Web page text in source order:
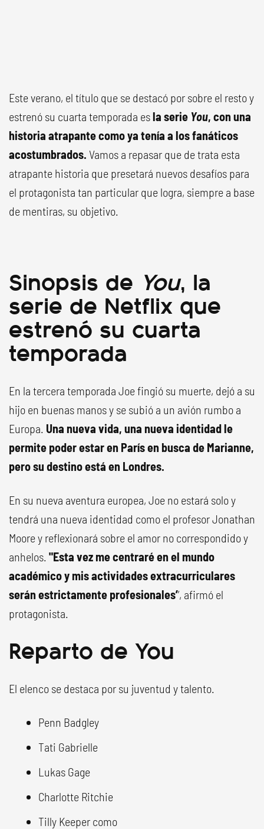
Este verano, el título que se destacó por sobre el resto y
estrenó su cuarta temporada esla serie You, con una
historia atrapante como ya tenía a los fanáticos
acostumbrados. Vamos a repasar que de trata esta
atrapante historia que presetará nuevos desafíos para
el protagonista tan particular que logra, siempre a base
de mentiras, su objetivo.
Sinopsis de You, la
serie de Netflix que
estrenó su cuarta
temporada
En la tercera temporada Joe fingió su muerte, dejó a su
hijo en buenas manos y se subió a un avión rumbo a
Europa. Una nueva vida, una nueva identidad le
permite poder estar en París en busca de Marianne,
pero su destino está en Londres.
En su nueva aventura europea, Joe no estará solo y
tendrá una nueva identidad como el profesor Jonathan
Moore y reflexionará sobre el amor no correspondido y
anhelos. "Esta vez me centraré en el mundo
académico y mis actividades extracurriculares
serán estrictamente profesionales’’, afirmó el
protagonista.
Reparto de You
El elenco se destaca por su juventud y talento.
Penn Badgley
Tati Gabrielle
Lukas Gage
Charlotte Ritchie
Tilly Keeper como